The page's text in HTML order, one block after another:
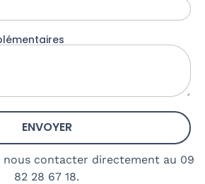
ENVOYER
nous contacter directement au 09
82 28 67 18.